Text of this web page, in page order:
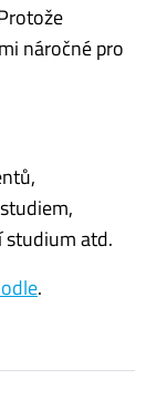
náročné pro
studium atd.
.